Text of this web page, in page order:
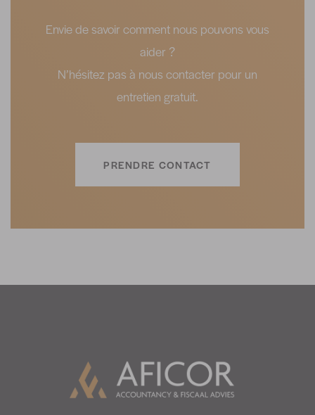
Envie de savoir comment nous pouvons vous
aider ?
N’hésitez pas à nous contacter pour un
entretien gratuit.
PRENDRE CONTACT